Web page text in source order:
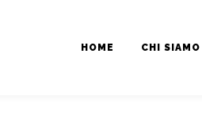
HOME CHI SIAMO